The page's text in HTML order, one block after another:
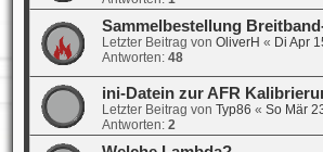
Sammelbestellung
Letzter Beitrag von OliverH « Di Apr
Antworten: 48
ini-Datein zur AFR
Letzter Beitrag von Typ86 « So Mär
Antworten: 2